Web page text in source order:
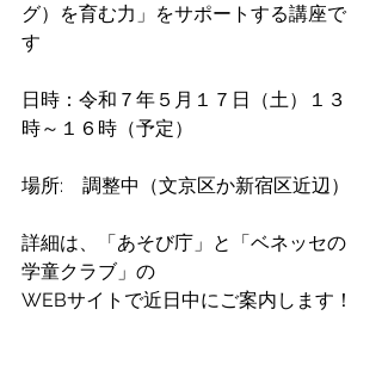
グ）を育む力」をサポートする講座で
す
日時：令和７年５月１７日（土）１３
時～１６時（予定）
場所:　調整中（文京区か新宿区近辺）
詳細は、「あそび庁」と「ベネッセの
学童クラブ」の
WEBサイトで近日中にご案内します！